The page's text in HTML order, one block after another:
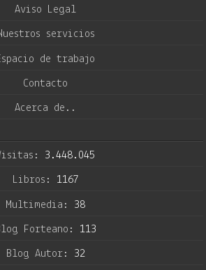
Aviso Legal
servicios
de trabajo
Contacto
Acerca de..
3.448.045
Libros: 1167
Multimedia: 38
Forteano: 113
Blog Autor: 32